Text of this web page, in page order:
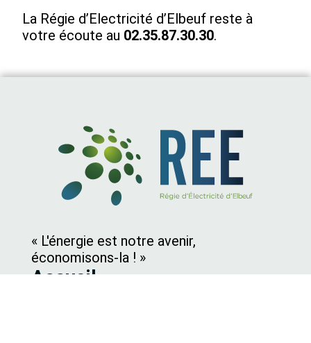
La Régie d’Electricité d’Elbeuf reste à
votre écoute au 02.35.87.30.30.
« L'énergie est notre avenir,
économisons-la ! »
Accueil